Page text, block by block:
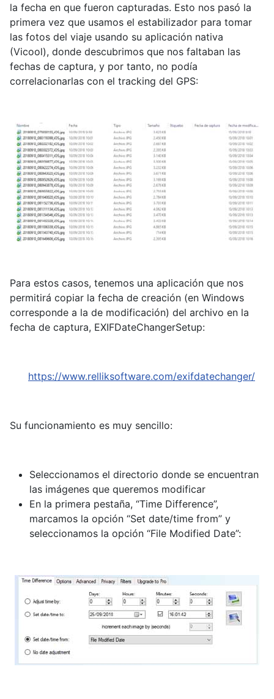
la fecha en que fueron capturadas. Esto nos pasó la
primera vez que usamos el estabilizador para tomar
las fotos del viaje usando su aplicación nativa
(Vicool), donde descubrimos que nos faltaban las
fechas de captura, y por tanto, no podía
correlacionarlas con el tracking del GPS:
Para estos casos, tenemos una aplicación que nos
permitirá copiar la fecha de creación (en Windows
corresponde a la de modificación) del archivo en la
fecha de captura, EXIFDateChangerSetup:
https://www.relliksoftware.com/exifdatechanger/
Su funcionamiento es muy sencillo:
Seleccionamos el directorio donde se encuentran
las imágenes que queremos modificar
En la primera pestaña, “Time Difference”,
marcamos la opción “Set date/time from” y
seleccionamos la opción “File Modified Date”: